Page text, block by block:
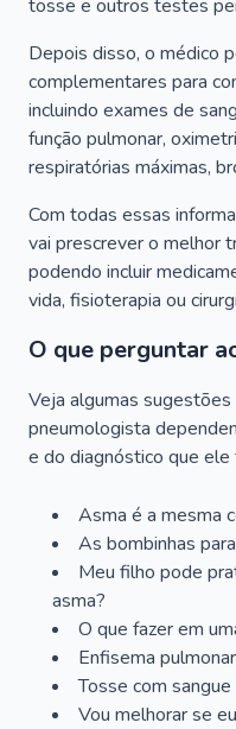
tosse e outros testes
Depois disso, o médico
complementares para
incluindo exames de
função pulmonar,
respiratórias máximas,
Com todas essas
vai prescrever o melhor
podendo incluir
vida, fisioterapia ou
O que perguntar
Veja algumas
pneumologista
e do diagnóstico que ele
Asma é a mesma
As bombinhas
Meu filho pode
asma?
O que fazer em
Enfisema
Tosse com
Vou melhorar se